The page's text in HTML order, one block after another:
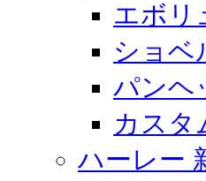
エボリ
ショベ
パンヘ
カスタ
ハーレー